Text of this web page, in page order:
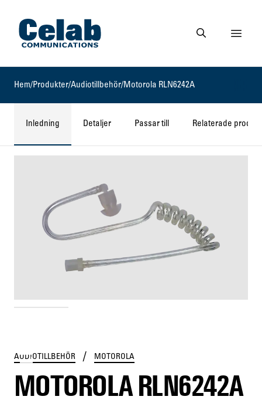
Gå till startsidan
Gå till söksidan
Visa
Hem/Produkter/Audiotillbehör/ Motorola RLN6242A
Inledning Detaljer Passar till Relaterade
AUDIOTILLBEHÖR / MOTOROLA
MOTOROLA RLN6242A
RLN6242A